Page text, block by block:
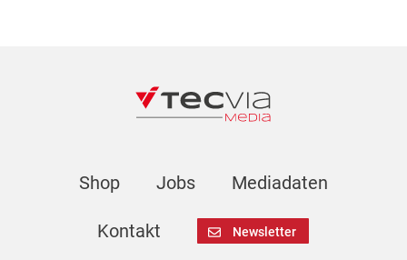
Shop Jobs Mediadaten
Kontakt Newsletter